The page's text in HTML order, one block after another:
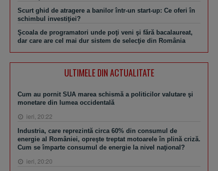
Scurt ghid de atragere a banilor într-un start-up: Ce oferi în
schimbul investiţiei?
Şcoala de programatori unde poţi veni şi fără bacalaureat,
dar care are cel mai dur sistem de selecţie din România
ULTIMELE DIN ACTUALITATE
Cum au pornit SUA marea schismă a politicilor valutare şi
monetare din lumea occidentală
ieri, 20:22
Industria, care reprezintă circa 60% din consumul de
energie al României, opreşte treptat motoarele în plină criză.
Cum se împarte consumul de energie la nivel naţional?
ieri, 20:20